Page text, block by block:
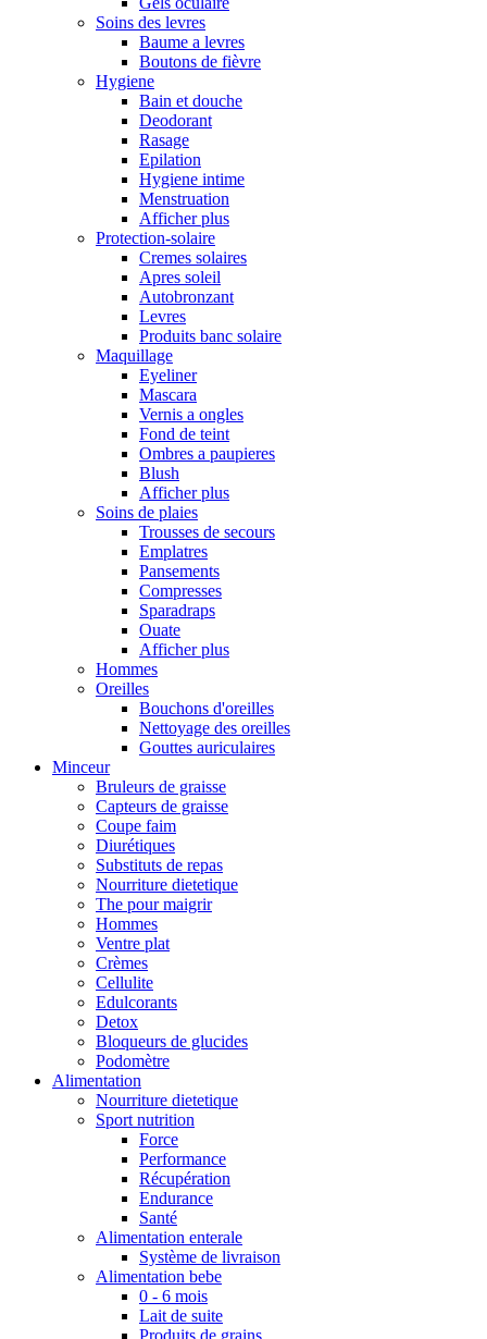
Soins des levres
Baume a levres
Boutons de fièvre
Hygiene
Bain et douche
Deodorant
Rasage
Epilation
Hygiene intime
Menstruation
Afficher plus
Protection-solaire
Cremes solaires
Apres soleil
Autobronzant
Levres
Produits banc solaire
Maquillage
Eyeliner
Mascara
Vernis a ongles
Fond de teint
Ombres a paupieres
Blush
Afficher plus
Soins de plaies
Trousses de secours
Emplatres
Pansements
Compresses
Sparadraps
Ouate
Afficher plus
Hommes
Oreilles
Bouchons d'oreilles
Nettoyage des oreilles
Gouttes auriculaires
Minceur
Bruleurs de graisse
Capteurs de graisse
Coupe faim
Diurétiques
Substituts de repas
Nourriture dietetique
The pour maigrir
Hommes
Ventre plat
Crèmes
Cellulite
Edulcorants
Detox
Bloqueurs de glucides
Podomètre
Alimentation
Nourriture dietetique
Sport nutrition
Force
Performance
Récupération
Endurance
Santé
Alimentation enterale
Système de livraison
Alimentation bebe
0 - 6 mois
Lait de suite
Produits de grains